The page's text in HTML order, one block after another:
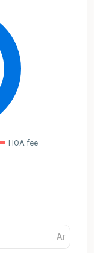
HOA fee